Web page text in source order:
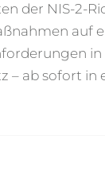
der NIS-2-
auf
– ab sofort